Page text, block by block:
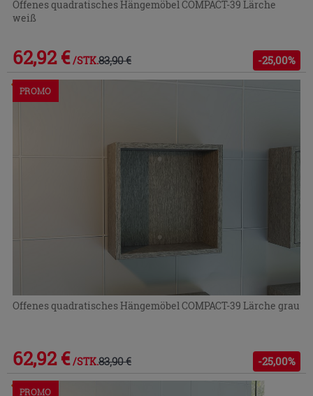
Offenes quadratisches Hängemöbel COMPACT-39 Lärche
weiß
62,92 € /STK.83,90 € -25,00%
Im Geschäft oder über den Kundenservice bestellbar
PROMO
Offenes quadratisches Hängemöbel COMPACT-39 Lärche grau
62,92 € /STK.83,90 € -25,00%
Im Geschäft oder über den Kundenservice bestellbar
PROMO